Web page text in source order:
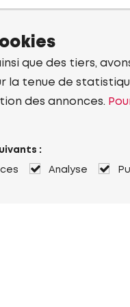
que des tiers,
la tenue de
des annonces.
:
Analyse